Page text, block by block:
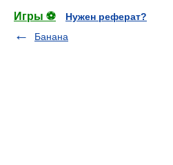
Игры ⚽
Нужен реферат?
Банана